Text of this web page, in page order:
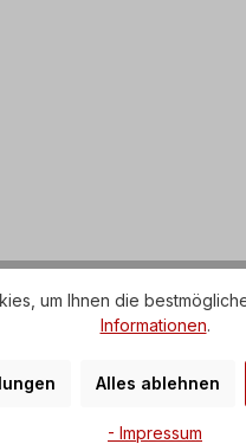
um Ihnen die
Informationen.
Alles ablehnen
- Impressum